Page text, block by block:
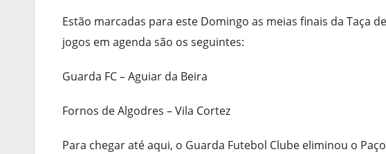
Estão marcadas para este Domingo as meias finais da Taça
jogos em agenda são os seguintes:
Guarda FC – Aguiar da Beira
Fornos de Algodres – Vila Cortez
Para chegar até aqui, o Guarda Futebol Clube eliminou o